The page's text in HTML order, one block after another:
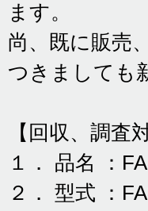
ます。
尚、既に販売
つきましても
【回収、調査
１． 品名 ：
２． 型式 ：